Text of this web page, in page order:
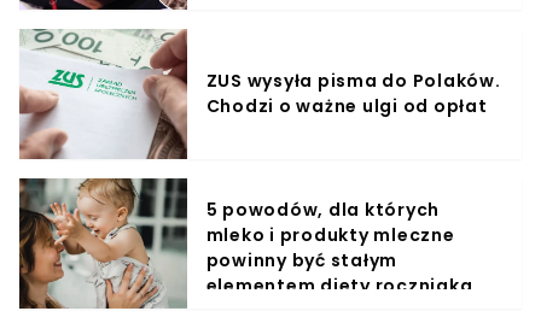
ZUS wysyła pisma do Polaków.
Chodzi o ważne ulgi od opłat
5 powodów, dla których
mleko i produkty mleczne
powinny być stałym
elementem diety roczniaka